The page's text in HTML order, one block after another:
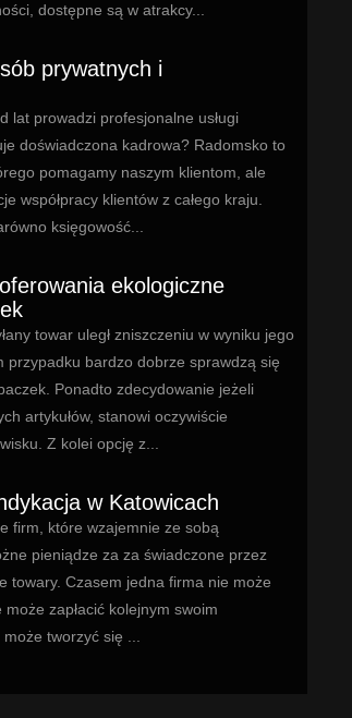
dostępne są w atrakcy...
prywatnych i
lat prowadzi profesjonalne usługi
doświadczona kadrowa? Radomsko to
pomagamy naszym klientom, ale
współpracy klientów z całego kraju.
księgowość...
ekologiczne
towar uległ zniszczeniu w wyniku jego
przypadku bardzo dobrze sprawdzą się
Ponadto zdecydowanie jeżeli
artykułów, stanowi oczywiście
Z kolei opcję z...
w Katowicach
firm, które wzajemnie ze sobą
pieniądze za za świadczone przez
towary. Czasem jedna firma nie może
zapłacić kolejnym swoim
tworzyć się ...